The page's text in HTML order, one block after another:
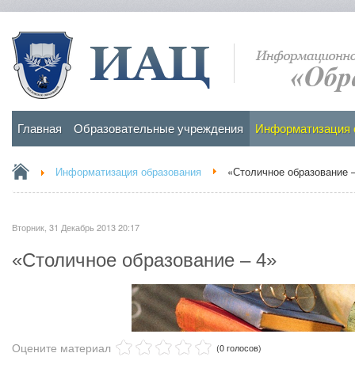
Главная Образовательные учреждения Информатизация
Информатизация образования «Столичное образование
Вторник, 31 Декабрь 2013 20:17
«Столичное образование – 4»
Оцените материал (0 голосов)